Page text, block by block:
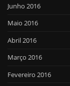
Junho 2016
Maio 2016
Abril 2016
Março 2016
Fevereiro 2016